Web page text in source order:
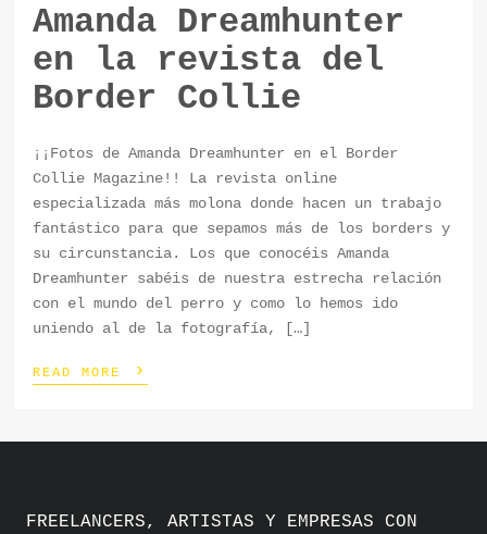
Amanda Dreamhunter
en la revista del
Border Collie
¡¡Fotos de Amanda Dreamhunter en el Border
Collie Magazine!! La revista online
especializada más molona donde hacen un trabajo
fantástico para que sepamos más de los borders y
su circunstancia. Los que conocéis Amanda
Dreamhunter sabéis de nuestra estrecha relación
con el mundo del perro y como lo hemos ido
uniendo al de la fotografía, […]
READ MORE ›
FREELANCERS, ARTISTAS Y EMPRESAS CON